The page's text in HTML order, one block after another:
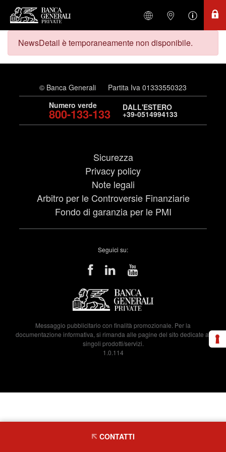
NewsDetail è temporaneamente non disponibile.
© Banca Generali
Partita Iva 01333550323
Numero verde
800-133-133 DALL'ESTERO
+39-0514994133
Sicurezza
Privacy policy
Note legali
Arbitro per le Controversie Finanziarie
Fondo di garanzia per le PMI
Seguici su:
Messaggio pubblicitario con finalità promozionale. Per la
documentazione informativa, si rimanda alle pagine del sito dedicate ai
singoli prodotti/servizi.
1.0.114
CONTATTI